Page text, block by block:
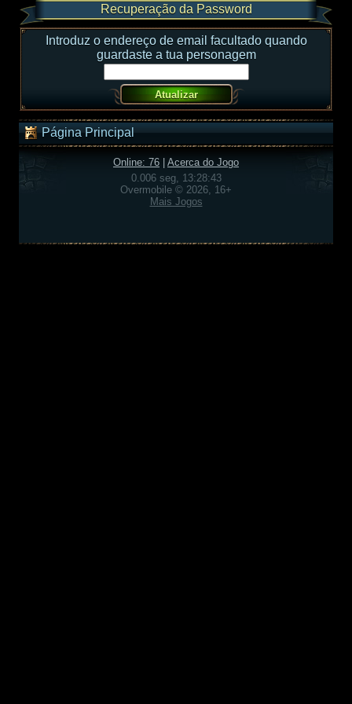
Recuperação da Password
Introduz o endereço de email facultado quando
guardaste a tua personagem
Página Principal
Online: 76
Acerca do Jogo
0.006 seg, 13:28:43
Overmobile © 2026, 16+
Mais Jogos